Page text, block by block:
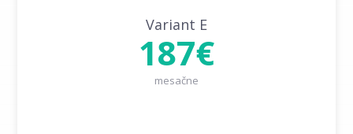
Variant E
187€
mesačne